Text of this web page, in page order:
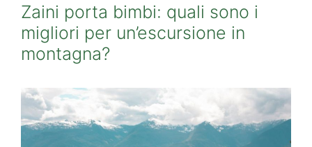
Zaini porta bimbi: quali sono i
migliori per un’escursione in
montagna?